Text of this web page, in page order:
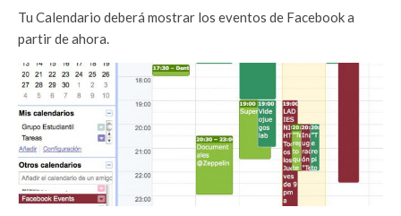
Tu Calendario deberá mostrar los eventos de Facebook a
partir de ahora.